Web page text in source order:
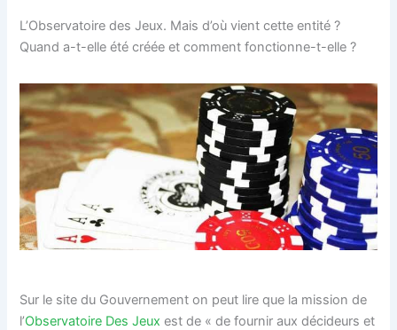
L’Observatoire des Jeux. Mais d’où vient cette entité ?
Quand a-t-elle été créée et comment fonctionne-t-elle ?
Sur le site du Gouvernement on peut lire que la mission de
l’Observatoire Des Jeux est de « de fournir aux décideurs et